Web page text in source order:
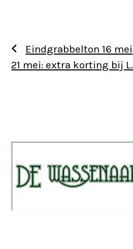
Eindgrabbelton 16 mei
21 mei: extra korting bij
left
and
arrow